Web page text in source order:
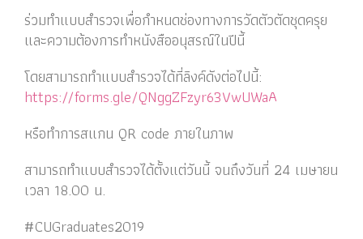
ร่วมทำแบบสำรวจเพื่อกำหนดช่องทางการวัดตัวตัดชุดครุย
และความต้องการทำหนังสืออนุสรณ์ในปีนี้
โดยสามารถทำแบบสำรวจได้ที่ลิงค์ดังต่อไปนี้:
https://forms.gle/QNggZFzyr63VwUWaA
หรือทำการสแกน QR code ภายในภาพ
สามารถทำแบบสำรวจได้ตั้งแต่วันนี้ จนถึงวันที่ 24 เมษายน
เวลา 18.00 น.
#CUGraduates2019